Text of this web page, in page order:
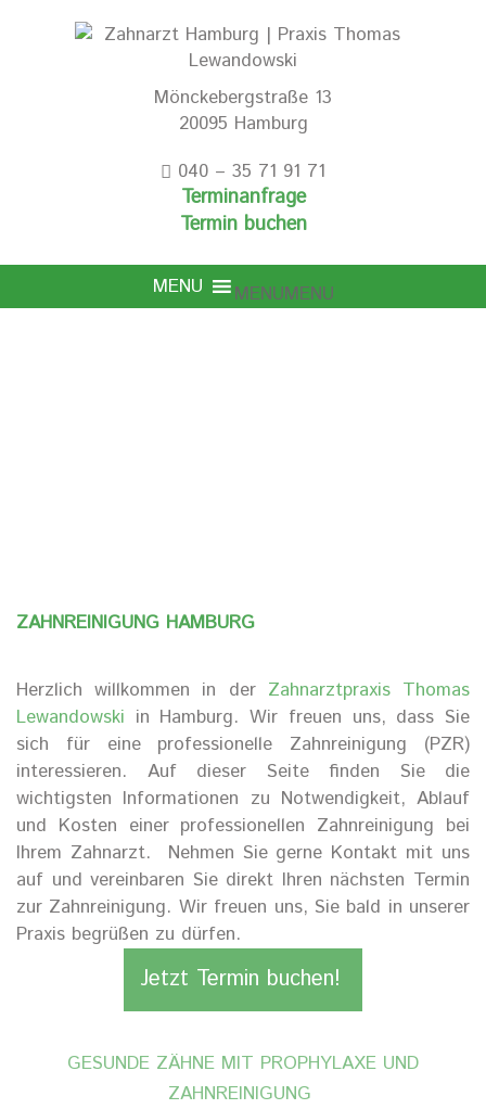
Mönckebergstraße 13
20095 Hamburg
040 – 35 71 91 71
Terminanfrage
Termin buchen
MENUMENU
ZAHNREINIGUNG HAMBURG
Herzlich willkommen in der Zahnarztpraxis Thomas
Lewandowski in Hamburg. Wir freuen uns, dass Sie
sich für eine professionelle Zahnreinigung (PZR)
interessieren. Auf dieser Seite finden Sie die
wichtigsten Informationen zu Notwendigkeit, Ablauf
und Kosten einer professionellen Zahnreinigung bei
Ihrem Zahnarzt.
Nehmen Sie gerne Kontakt mit uns
auf und vereinbaren Sie direkt Ihren nächsten Termin
zur Zahnreinigung. Wir freuen uns, Sie bald in unserer
Praxis begrüßen zu dürfen.
Jetzt Termin buchen!
GESUNDE ZÄHNE MIT PROPHYLAXE UND
ZAHNREINIGUNG